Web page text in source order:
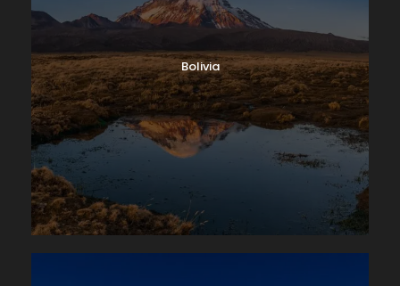
Bolivia